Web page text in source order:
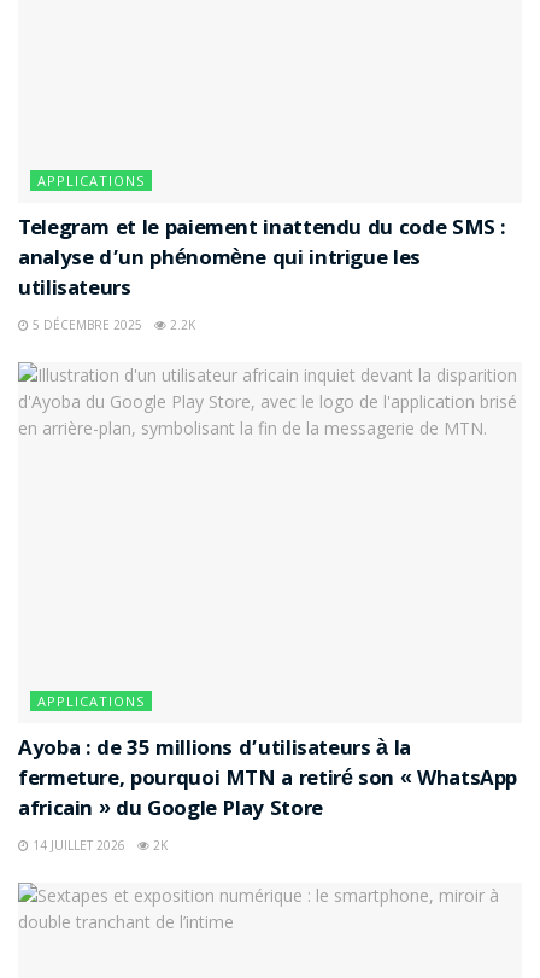
APPLICATIONS
Telegram et le paiement inattendu du code SMS :
analyse d’un phénomène qui intrigue les
utilisateurs
5 DÉCEMBRE 2025 2.2K
APPLICATIONS
Ayoba : de 35 millions d’utilisateurs à la
fermeture, pourquoi MTN a retiré son « WhatsApp
africain » du Google Play Store
14 JUILLET 2026 2K